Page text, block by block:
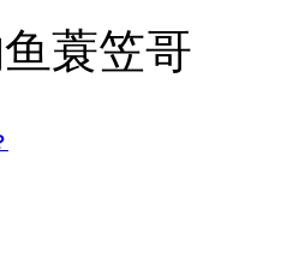
蓑笠哥